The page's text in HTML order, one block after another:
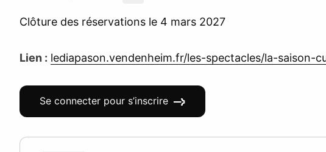
Clôture des réservations le 4 mars 2027
Lien : lediapason.vendenheim.fr/les-spectacles/la-saison-
Se connecter pour s’inscrire